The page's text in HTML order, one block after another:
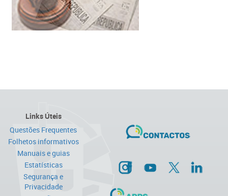
Links Úteis
Questões Frequentes
Folhetos informativos
Manuais e guias
Estatísticas
Segurança e
Privacidade